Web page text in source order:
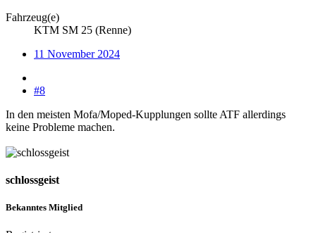
Fahrzeug(e)
KTM SM 25 (Renne)
11 November 2024
#8
In den meisten Mofa/Moped-Kupplungen sollte ATF allerdings
keine Probleme machen.
schlossgeist
Bekanntes Mitglied